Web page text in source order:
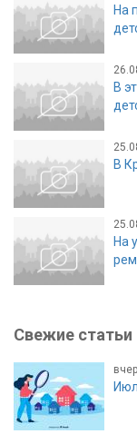
На
В
В
На
Свежие статьи